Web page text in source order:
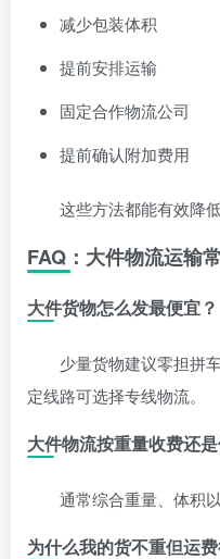
减少包装体积
提前安排运输
固定合作物流公司
提前确认附加费用
这些方法都能有效降
FAQ：大件物流运输
大件货物怎么发最便宜？
少量货物建议零担拼
定线路可选择专线物流。
大件物流按重量收费还
通常综合重量、体积
为什么我的货不重但运